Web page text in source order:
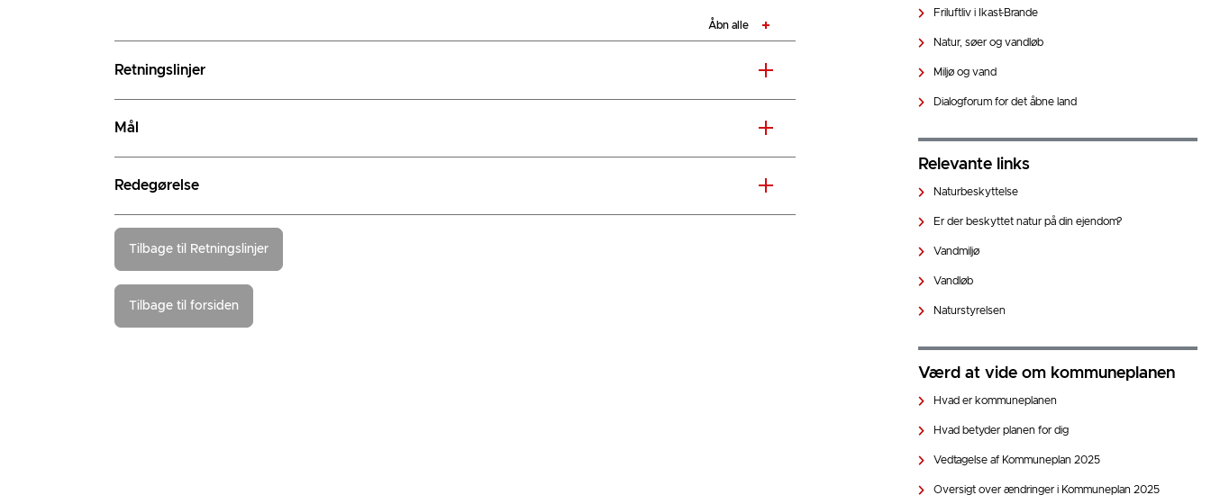
Åbn alle
Retningslinjer
Mål
Redegørelse
Tilbage til Retningslinjer
Tilbage til forsiden
Friluftliv i Ikast-Brande
Natur, søer og vandløb
Miljø og vand
Dialogforum for det åbne land
Relevante links
Naturbeskyttelse
Er der beskyttet natur på din ejendom?
Vandmiljø
Vandløb
Naturstyrelsen
Værd at vide om kommuneplanen
Hvad er kommuneplanen
Hvad betyder planen for dig
Vedtagelse af Kommuneplan 2025
Oversigt over ændringer i Kommuneplan 2025